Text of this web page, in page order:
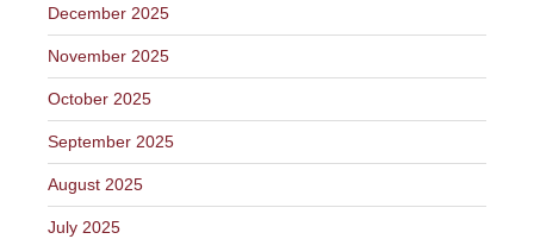
December 2025
November 2025
October 2025
September 2025
August 2025
July 2025